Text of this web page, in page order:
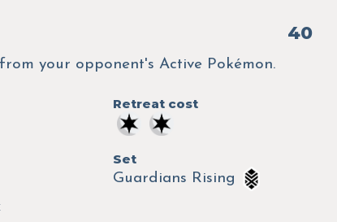
40
your opponent's Active Pokémon.
Retreat cost
Set
Guardians Rising